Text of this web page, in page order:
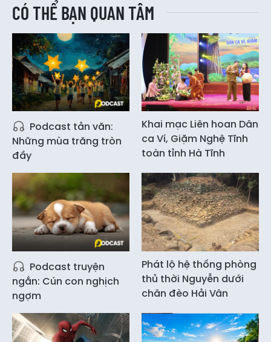
CÓ THỂ BẠN QUAN TÂM
Podcast tản văn:
Những mùa trăng tròn
đầy
Khai mạc Liên hoan Dân
ca Ví, Giặm Nghệ Tĩnh
toàn tỉnh Hà Tĩnh
Podcast truyện
ngắn: Cún con nghịch
ngợm
Phát lộ hệ thống phòng
thủ thời Nguyễn dưới
chân đèo Hải Vân